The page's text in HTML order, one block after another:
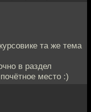
та же тема
в раздел
место :)